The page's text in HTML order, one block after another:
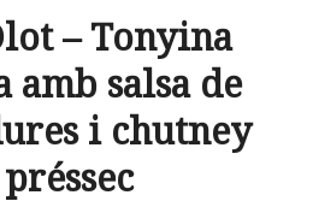
– Tonyina
amb salsa de
i chutney